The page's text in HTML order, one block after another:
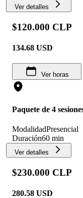
Ver detalles
$120.000 CLP
134.68 USD
Ver horas
Paquete de 4
ModalidadPresencial
Duración60 min
Ver detalles
$230.000 CLP
280.58 USD